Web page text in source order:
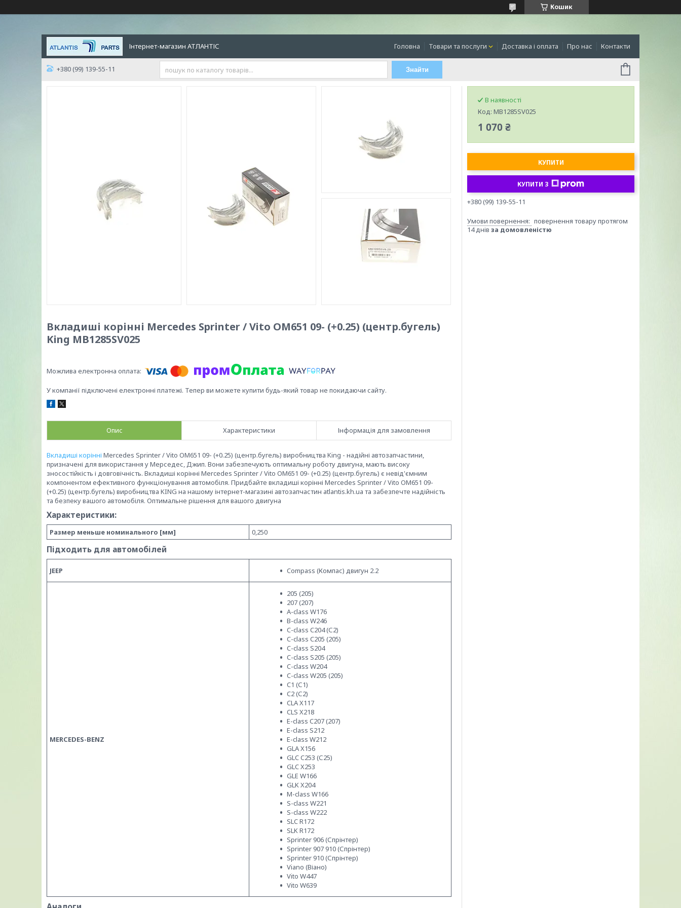
Кошик
Інтернет-магазин АТЛАНТІС Головна Товари та послуги Доставка і оплата Про нас Контакти
+380 (99) 139-55-11 Знайти
Вкладиші корінні Mercedes Sprinter / Vito OM651 09- (+0.25) (центр.бугель)
King MB1285SV025
У компанії підключені електронні платежі. Тепер ви можете купити будь-який товар не покидаючи сайту.
Опис Характеристики Інформація для замовлення
Вкладиші корінні Mercedes Sprinter / Vito OM651 09- (+0.25) (центр.бугель) виробництва King - надійні автозапчастини,
призначені для використання у Мерседес, Джип. Вони забезпечують оптимальну роботу двигуна, мають високу
зносостійкість і довговічність. Вкладиші корінні Mercedes Sprinter / Vito OM651 09- (+0.25) (центр.бугель) є невід'ємним
компонентом ефективного функціонування автомобіля. Придбайте вкладиші корінні Mercedes Sprinter / Vito OM651 09-
(+0.25) (центр.бугель) виробництва KING на нашому інтернет-магазині автозапчастин atlantis.kh.ua та забезпечте надійність
та безпеку вашого автомобіля. Оптимальне рішення для вашого двигуна
Характеристики:
Размер меньше номинального [мм] 0,250
Підходить для автомобілей
JEEP Compass (Компас) двигун 2.2
MERCEDES-BENZ
205 (205)
207 (207)
A-class W176
B-class W246
C-class C204 (С2)
C-class C205 (205)
C-class S204
C-class S205 (205)
C-class W204
C-class W205 (205)
C1 (С1)
C2 (С2)
CLA X117
CLS X218
E-class C207 (207)
E-class S212
E-class W212
GLA X156
GLC C253 (С25)
GLC X253
GLE W166
GLK X204
M-class W166
S-class W221
S-class W222
SLC R172
SLK R172
Sprinter 906 (Спрінтер)
Sprinter 907 910 (Спрінтер)
Sprinter 910 (Спрінтер)
Viano (Віано)
Vito W447
Vito W639
В наявності
Код: MB1285SV025
1 070 ₴
КУПИТИ
КУПИТИ З
+380 (99) 139-55-11
повернення товару протягом
14 днів за домовленістю